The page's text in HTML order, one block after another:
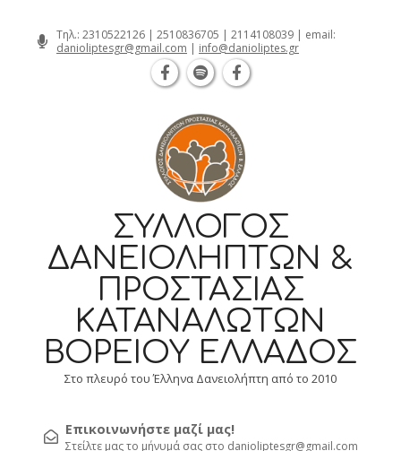
Τηλ.: 2310522126 | 2510836705 | 2114108039 | email:
danioliptesgr@gmail.com | info@danioliptes.gr
ΣΎΛΛΟΓΟΣ
ΔΑΝΕΙΟΛΗΠΤΏΝ &
ΠΡΟΣΤΑΣΊΑΣ
ΚΑΤΑΝΑΛΩΤΏΝ
ΒΟΡΕΊΟΥ ΕΛΛΆΔΟΣ
Στο πλευρό του Έλληνα Δανειολήπτη από το 2010
Επικοινωνήστε μαζί μας!
Στείλτε μας το μήνυμά σας στο danioliptesgr@gmail.com